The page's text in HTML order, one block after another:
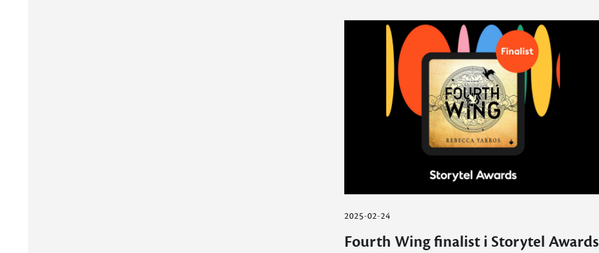
2025-02-24
Fourth Wing finalist i Storytel Awards